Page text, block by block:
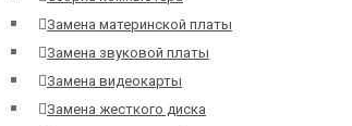
Замена материнской платы
Замена звуковой платы
Замена видеокарты
Замена жесткого диска